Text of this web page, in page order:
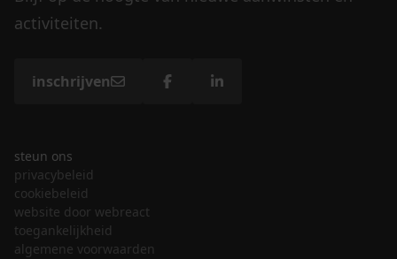
activiteiten.
inschrijven
steun ons
privacybeleid
cookiebeleid
website door webreact
toegankelijkheid
algemene voorwaarden